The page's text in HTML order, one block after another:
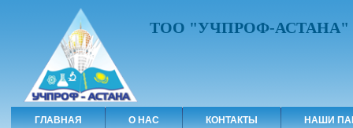
ТОО "УЧПРОФ-АСТАНА"
ГЛАВНАЯ О НАС КОНТАКТЫ НАШИ